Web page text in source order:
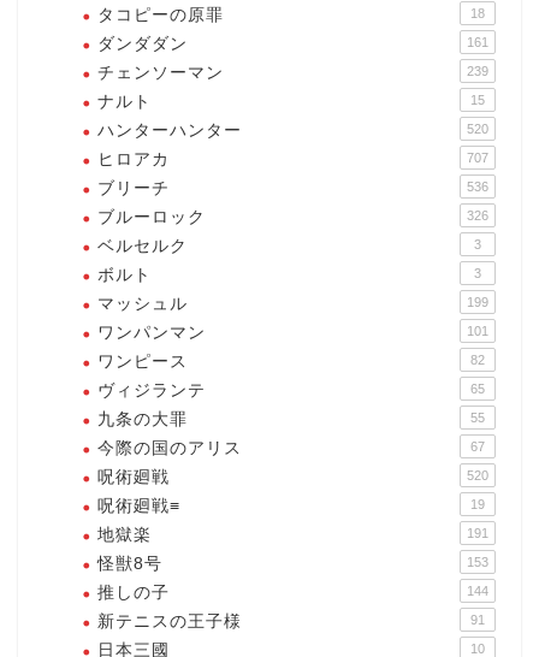
タコピーの原罪 18
ダンダダン 161
チェンソーマン 239
ナルト 15
ハンターハンター 520
ヒロアカ 707
ブリーチ 536
ブルーロック 326
ベルセルク 3
ボルト 3
マッシュル 199
ワンパンマン 101
ワンピース 82
ヴィジランテ 65
九条の大罪 55
今際の国のアリス 67
呪術廻戦 520
呪術廻戦≡ 19
地獄楽 191
怪獣8号 153
推しの子 144
新テニスの王子様 91
日本三國 10